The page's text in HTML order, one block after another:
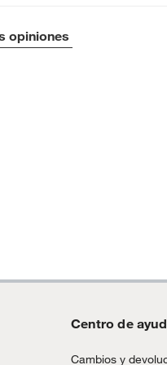
opiniones
Centro de
Cambios y